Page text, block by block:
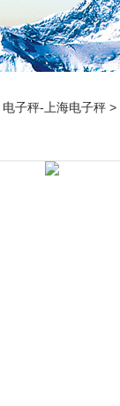
电子秤-上海电子秤 >